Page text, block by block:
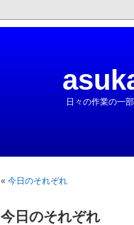
日々の作業の一
« 今日のそれぞれ
今日のそれぞれ